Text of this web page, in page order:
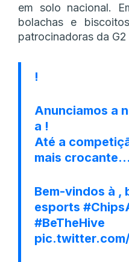
em solo nacional.
bolachas e
patrocinadoras da
!
Anunciamos a
a !
Até a
mais crocante…
Bem-vindos à ,
esports
#BeTheHive